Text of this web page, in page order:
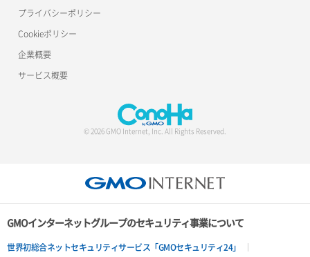
プライバシーポリシー
Cookieポリシー
企業概要
サービス概要
© 2026 GMO Internet, Inc. All Rights Reserved.
GMOインターネットグループのセキュリティ事業について
世界初総合ネットセキュリティサービス「GMOセキュリティ24」